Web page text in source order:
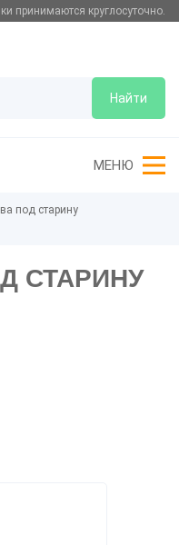
принимаются круглосуточно.
Найти
МЕНЮ
под старину
СТАРИНУ